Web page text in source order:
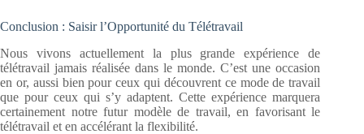
Conclusion : Saisir l’Opportunité du Télétravail
Nous vivons actuellement la plus grande expérience de
télétravail jamais réalisée dans le monde. C’est une occasion
en or, aussi bien pour ceux qui découvrent ce mode de travail
que pour ceux qui s’y adaptent. Cette expérience marquera
certainement notre futur modèle de travail, en favorisant le
télétravail et en accélérant la flexibilité.